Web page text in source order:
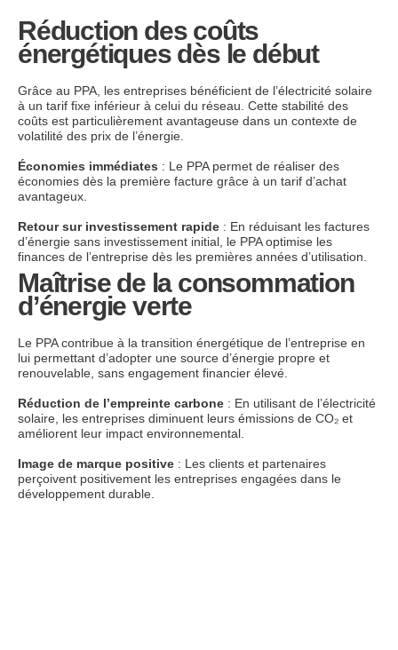
Réduction des coûts
énergétiques dès le début
Grâce au PPA, les entreprises bénéficient de l’électricité solaire
à un tarif fixe inférieur à celui du réseau. Cette stabilité des
coûts est particulièrement avantageuse dans un contexte de
volatilité des prix de l’énergie.
Économies immédiates : Le PPA permet de réaliser des
économies dès la première facture grâce à un tarif d’achat
avantageux.
Retour sur investissement rapide : En réduisant les factures
d’énergie sans investissement initial, le PPA optimise les
finances de l’entreprise dès les premières années d’utilisation.
Maîtrise de la consommation
d’énergie verte
Le PPA contribue à la transition énergétique de l’entreprise en
lui permettant d’adopter une source d’énergie propre et
renouvelable, sans engagement financier élevé.
Réduction de l’empreinte carbone : En utilisant de l’électricité
solaire, les entreprises diminuent leurs émissions de CO₂ et
améliorent leur impact environnemental.
Image de marque positive : Les clients et partenaires
perçoivent positivement les entreprises engagées dans le
développement durable.